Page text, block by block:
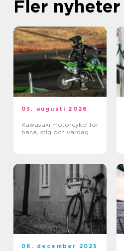
Fler nyheter
03. augusti 2026
Kawasaki motorcykel för
bana, stig och vardag
06. december 2025